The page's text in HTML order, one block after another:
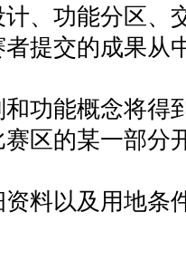
、功能分区、
提交的成果从
功能概念将得
区的某一部分
料以及用地条